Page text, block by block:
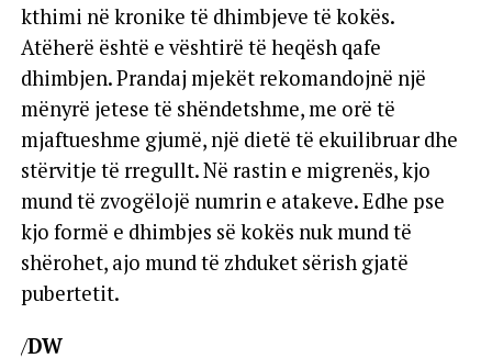
kthimi në kronike të dhimbjeve të kokës.
Atëherë është e vështirë të heqësh qafe
dhimbjen. Prandaj mjekët rekomandojnë një
mënyrë jetese të shëndetshme, me orë të
mjaftueshme gjumë, një dietë të ekuilibruar dhe
stërvitje të rregullt. Në rastin e migrenës, kjo
mund të zvogëlojë numrin e atakeve. Edhe pse
kjo formë e dhimbjes së kokës nuk mund të
shërohet, ajo mund të zhduket sërish gjatë
pubertetit.
/DW